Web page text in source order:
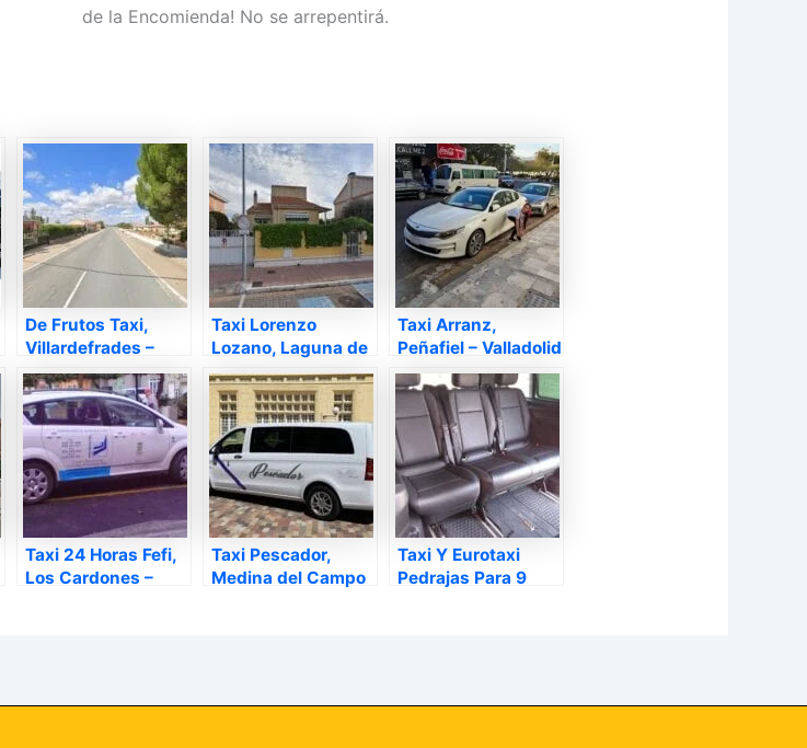
de la Encomienda! No se arrepentirá.
De Frutos Taxi,
Villardefrades –
Valladolid
Taxi Lorenzo
Lozano, Laguna de
Duero – Valladolid
Taxi Arranz,
Peñafiel – Valladolid
Taxi 24 Horas Fefi,
Los Cardones –
Taxi Pescador,
Medina del Campo
Taxi Y Eurotaxi
Pedrajas Para 9